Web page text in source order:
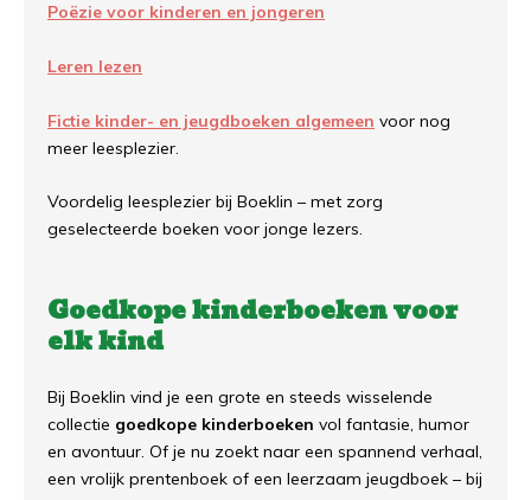
Poëzie voor kinderen en jongeren
Leren lezen
Fictie kinder- en jeugdboeken algemeen voor nog
meer leesplezier.
Voordelig leesplezier bij Boeklin – met zorg
geselecteerde boeken voor jonge lezers.
Goedkope kinderboeken voor
elk kind
Bij Boeklin vind je een grote en steeds wisselende
collectie goedkope kinderboeken vol fantasie, humor
en avontuur. Of je nu zoekt naar een spannend verhaal,
een vrolijk prentenboek of een leerzaam jeugdboek – bij